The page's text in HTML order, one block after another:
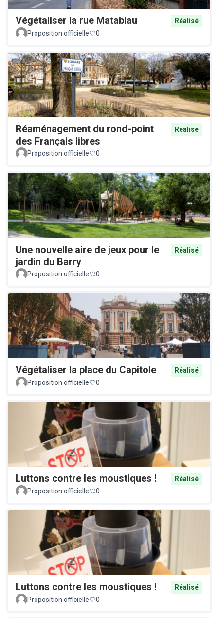
Végétaliser la rue Matabiau
Réalisé
Proposition officielle
0
Réaménagement du rond-point
des Français libres
Réalisé
Proposition officielle 0
Une nouvelle aire de jeux pour le
jardin du Barry
Réalisé
Proposition officielle 0
Végétaliser la place du Capitole
Réalisé
Proposition officielle
0
Luttons contre les moustiques !
Réalisé
Proposition officielle
0
Luttons contre les moustiques !
Réalisé
Proposition officielle
0